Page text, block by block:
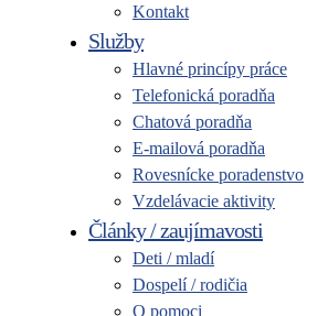
Kontakt
Služby
Hlavné princípy práce
Telefonická poradňa
Chatová poradňa
E-mailová poradňa
Rovesnícke poradenstvo
Vzdelávacie aktivity
Články / zaujímavosti
Deti / mladí
Dospelí / rodičia
O pomoci